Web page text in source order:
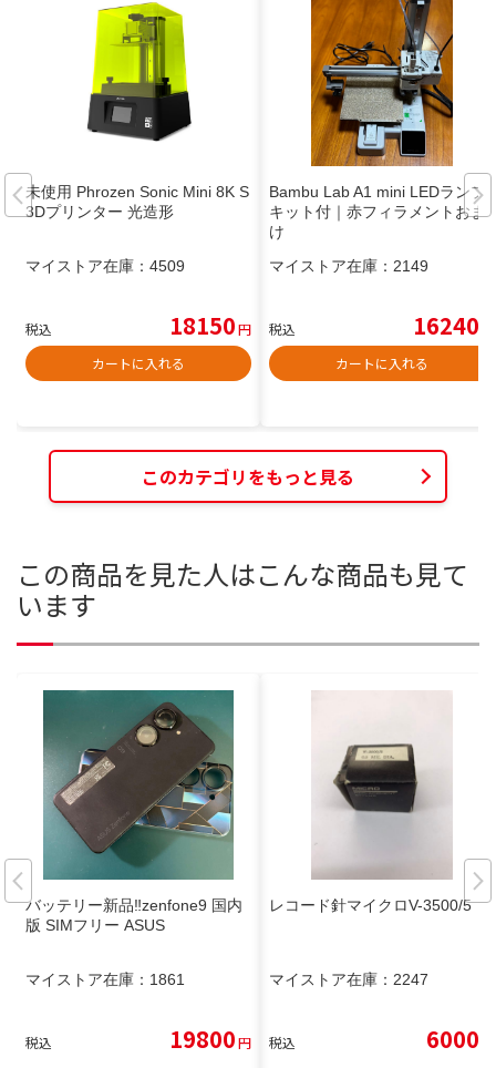
未使用 Phrozen Sonic Mini 8K S
3Dプリンター 光造形
マイストア在庫： 4509
税込 18150円
カートに入れる
Bambu Lab A1 mini LEDランプ
キット付｜赤フィラメントおま
け
マイストア在庫： 2149
税込 16240
カートに入れる
このカテゴリをもっと見る
この商品を見た人はこんな商品も見て
います
バッテリー新品‼️zenfone9 国内
版 SIMフリー ASUS
マイストア在庫： 1861
税込 19800円
レコード針マイクロV-3500/5
マイストア在庫： 2247
税込 6000